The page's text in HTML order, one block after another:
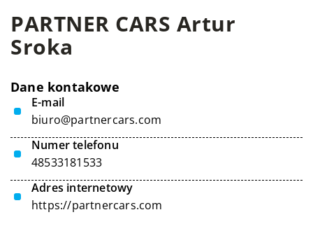
PARTNER CARS Artur
Sroka
Dane kontakowe
E-mail
biuro@partnercars.com
Numer telefonu
48533181533
Adres internetowy
https://partnercars.com